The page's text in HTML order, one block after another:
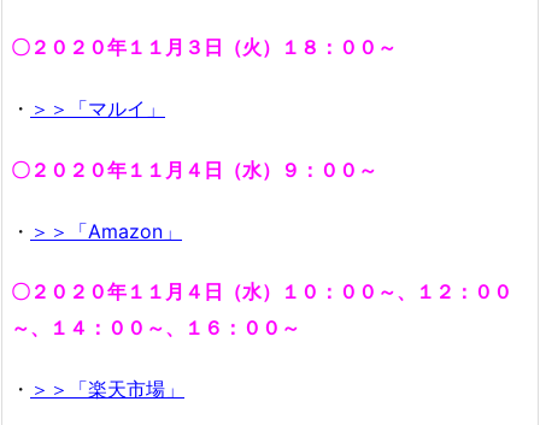
〇２０２０年１１月３日（火）１８：００～
・ ＞＞「マルイ」
〇２０２０年１１月４日（水）９：００～
・ ＞＞「Amazon」
〇２０２０年１１月４日（水）１０：００～、１２：００
～、１４：００～、１６：００～
・ ＞＞「楽天市場」